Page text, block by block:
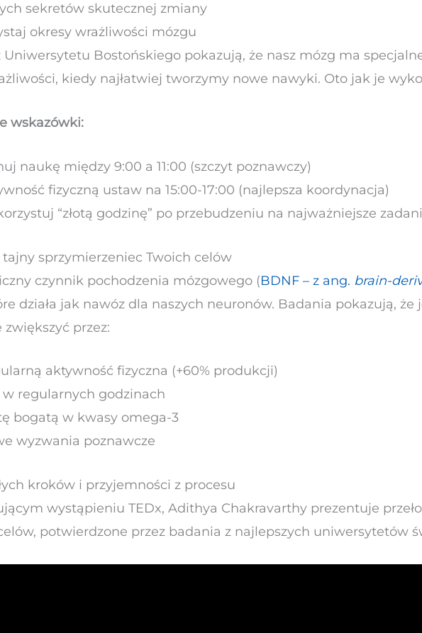
sekretów skutecznej zmiany
okresy wrażliwości mózgu
Uniwersytetu Bostońskiego pokazują, że nasz mózg ma
kiedy najłatwiej tworzymy nowe nawyki. Oto jak je
wskazówki:
naukę między 9:00 a 11:00 (szczyt poznawczy)
fizyczną ustaw na 15:00-17:00 (najlepsza koordynacja)
“złotą godzinę” po przebudzeniu na najważniejsze
tajny sprzymierzeniec Twoich celów
czynnik pochodzenia mózgowego (BDNF – z ang. brain-
działa jak nawóz dla naszych neuronów. Badania pokazują,
przez:
aktywność fizyczna (+60% produkcji)
w regularnych godzinach
bogatą w kwasy omega-3
wyzwania poznawcze
kroków i przyjemności z procesu
wystąpieniu TEDx, Adithya Chakravarthy prezentuje
potwierdzone przez badania z najlepszych uniwersytetów